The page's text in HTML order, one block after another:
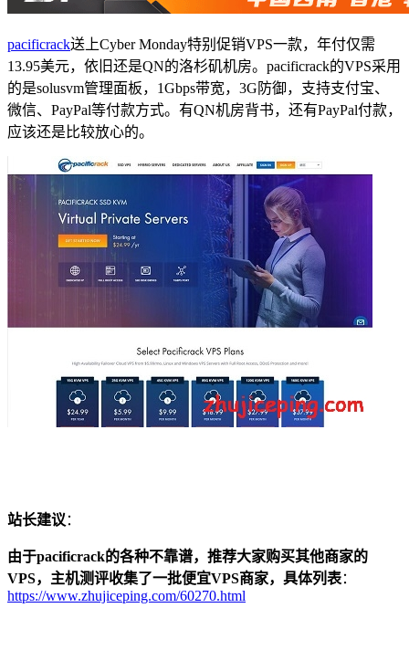
pacificrack送上Cyber Monday特别促销VPS一款，年付仅需
13.95美元，依旧还是QN的洛杉矶机房。pacificrack的VPS采用
的是solusvm管理面板，1Gbps带宽，3G防御，支持支付宝、
微信、PayPal等付款方式。有QN机房背书，还有PayPal付款，
应该还是比较放心的。
站长建议 ：
由于pacificrack的各种不靠谱，推荐大家购买其他商家的
VPS，主机测评收集了一批便宜VPS商家，具体列表：
https://www.zhujiceping.com/60270.html